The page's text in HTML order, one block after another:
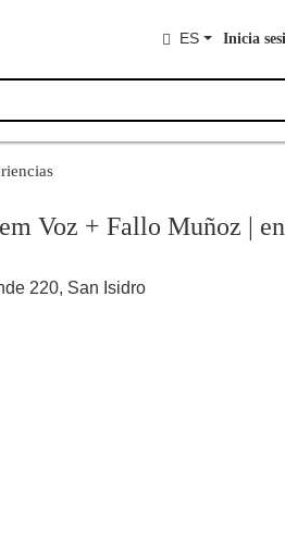
ES Inicia
Voz + Fallo Muñoz | en
220, San Isidro